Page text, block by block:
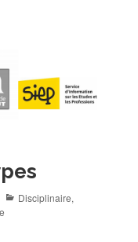
Categories
Disciplinaire,